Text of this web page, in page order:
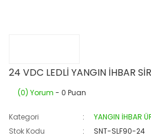
24 VDC LEDLİ YANGIN İHBAR
(0) Yorum - 0 Puan
Kategori
YANGIN İHBAR
Stok Kodu
SNT-SLF90-24